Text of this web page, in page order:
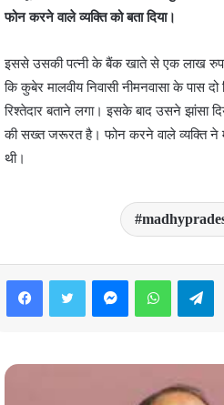
फोन करने वाले व्यक्ति को बता दिया।
इससे उसकी पत्नी के बैंक खाते से एक लाख रुपये
कि कुबेर मालवीय निवासी नीमनवासा के पास
रिश्तेदार बताने लगा। इसके बाद उसने झांसा
की सख्त जरूरत है। फोन करने वाले व्यक्ति ने
थी।
FacebookTwitter MessengerWhatsApp